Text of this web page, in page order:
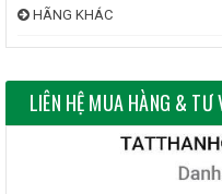
yên tâm hơn khi sử dụng.
Hiệu năng
HÃNG KHÁC
LIÊN HỆ MUA HÀNG & TƯ